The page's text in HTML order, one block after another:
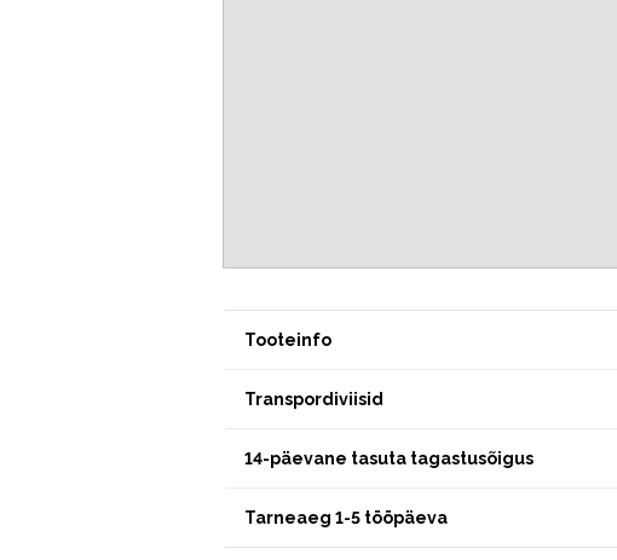
Tooteinfo
Transpordiviisid
14-päevane tasuta tagastusõigus
Tarneaeg 1-5 tööpäeva